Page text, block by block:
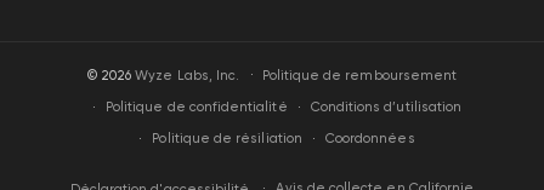
© 2026Wyze Labs, Inc. ·
Politique de remboursement
Politique de confidentialité
Conditions d’utilisation
Politique de résiliation
Coordonnées